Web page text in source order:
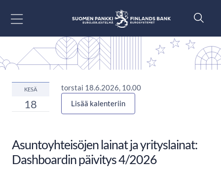
KESÄ
18
torstai 18.6.2026, 10.00
Lisää kalenteriin
Asuntoyhteisöjen lainat ja yrityslainat:
Dashboardin päivitys 4/2026